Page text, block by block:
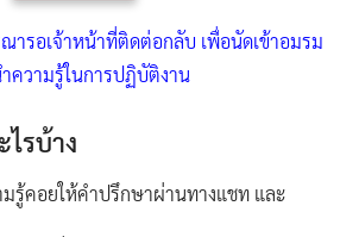
ารอเจ้าหน้าที่ติดต่อกลับ เพื่อนัดเข้าอมรม
ความรู้ในการปฏิบัติงาน
รบ้าง
รู้คอยให้คำปรึกษาผ่านทางแชท และ